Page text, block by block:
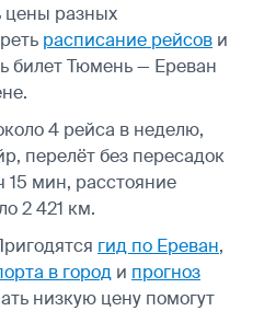
цены разных
расписание рейсов и
билет Тюмень — Ереван
4 рейса в неделю,
перелёт без пересадок
мин, расстояние
2 421 км.
гид по Ереван,
в город и прогноз
низкую цену помогут